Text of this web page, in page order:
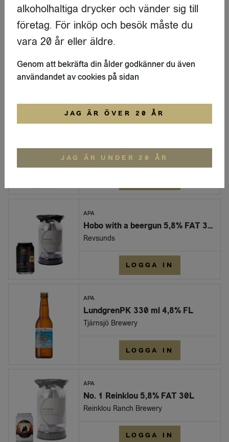
LOGGA IN
APA
Åre Bryggcompagni
Revsunds
APA
Hobo with a beergun 5,8% FAT 30L
Revsunds
LOGGA IN
APA
LundgrenPK 330 ml 4,8% FL
Tjärnsjö Brewery
LOGGA IN
APA
No. 1 Reinklou 5,8% FAT 30L
Reinklou Ranch Brewery
LOGGA IN
alkoholhaltiga drycker och vänder sig till
företag. För inköp och besök måste du
vara 20 år eller äldre.
Genom att bekräfta din ålder godkänner du även
användandet av cookies på sidan
JAG ÄR ÖVER 20 ÅR
JAG ÄR UNDER 20 ÅR